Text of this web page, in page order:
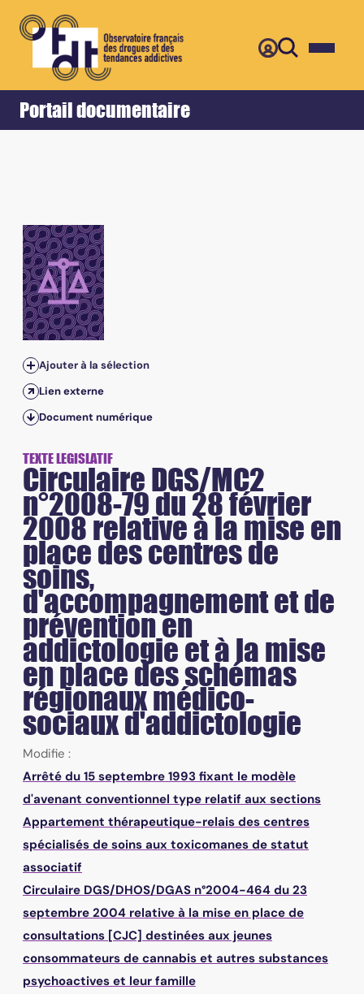
Portail documentaire
Accueil Retour
Ajouter à la sélection
Lien externe
Document numérique
TEXTE LEGISLATIF
Circulaire DGS/MC2
n°2008-79 du 28 février
2008 relative à la mise en
place des centres de
soins,
d'accompagnement et de
prévention en
addictologie et à la mise
en place des schémas
régionaux médico-
sociaux d'addictologie
Modifie :
Arrêté du 15 septembre 1993 fixant le modèle
d'avenant conventionnel type relatif aux sections
Appartement thérapeutique-relais des centres
spécialisés de soins aux toxicomanes de statut
associatif
Circulaire DGS/DHOS/DGAS n°2004-464 du 23
septembre 2004 relative à la mise en place de
consultations [CJC] destinées aux jeunes
consommateurs de cannabis et autres substances
psychoactives et leur famille